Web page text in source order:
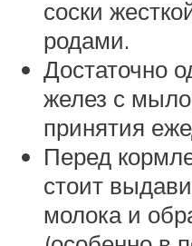
соски
родами.
Достаточно
желез с
принятия
Перед
стоит
молока и